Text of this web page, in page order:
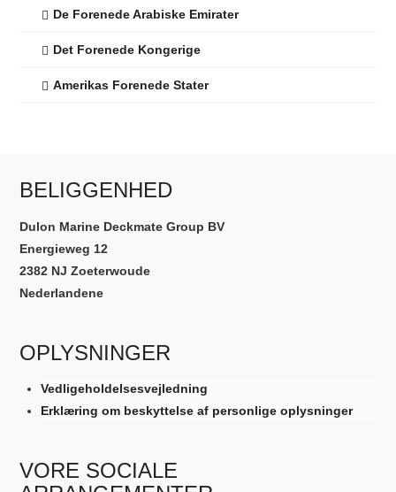
De Forenede Arabiske Emirater
Det Forenede Kongerige
Amerikas Forenede Stater
BELIGGENHED
Dulon Marine Deckmate Group BV
Energieweg 12
2382 NJ Zoeterwoude
Nederlandene
OPLYSNINGER
Vedligeholdelsesvejledning
Erklæring om beskyttelse af personlige oplysninger
VORE SOCIALE